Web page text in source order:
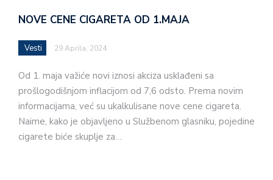
NOVE CENE CIGARETA OD 1.MAJA
Vesti 29 Aprila, 2024
Od 1. maja važiće novi iznosi akciza usklađeni sa
prošlogodišnjom inflacijom od 7,6 odsto. Prema novim
informacijama, već su ukalkulisane nove cene cigareta.
Naime, kako je objavljeno u Službenom glasniku, pojedine
cigarete biće skuplje za…